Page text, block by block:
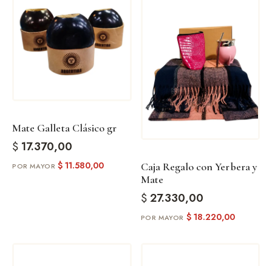
Mate Galleta Clásico gr
$ 17.370,00
$ 11.580,00
Caja Regalo con Yerbera y
Mate
$27.330,00
$18.220,00